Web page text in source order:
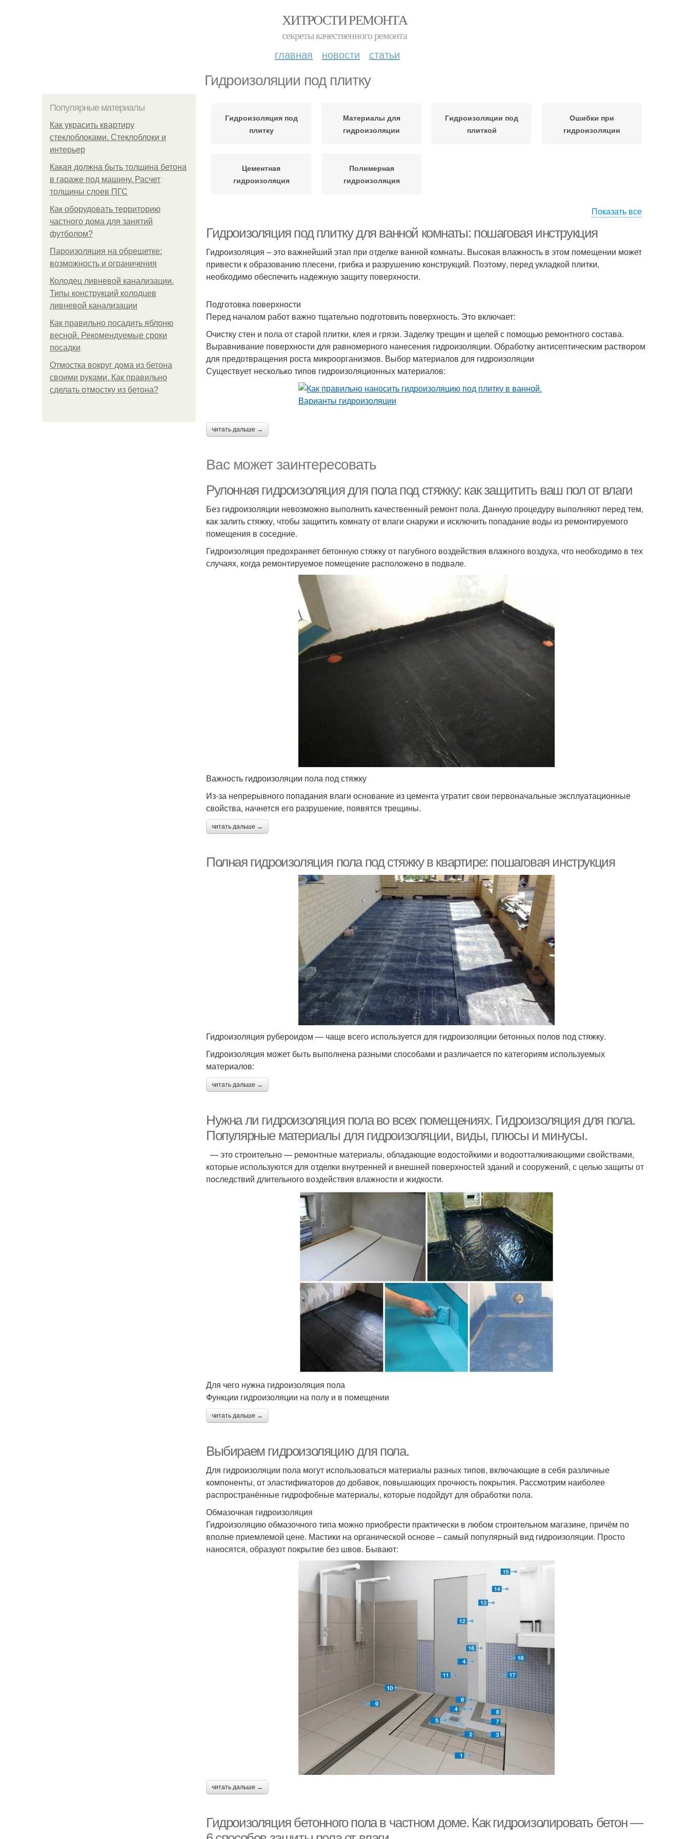
ХИТРОСТИ РЕМОНТА
секреты качественного ремонта
главная новости статьи
Гидроизоляции под плитку
Популярные материалы
Как украсить квартиру
стеклоблоками. Стеклоблоки и
интерьер
Какая должна быть толщина бетона
в гараже под машину. Расчет
толщины слоев ПГС
Как оборудовать территорию
частного дома для занятий
футболом?
Пароизоляция на обрешетке:
возможность и ограничения
Колодец ливневой канализации.
Типы конструкций колодцев
ливневой канализации
Как правильно посадить яблоню
весной. Рекомендуемые сроки
посадки
Отмостка вокруг дома из бетона
своими руками. Как правильно
сделать отмостку из бетона?
Гидроизоляция под
плитку
Материалы для
гидроизоляции
Гидроизоляции под
плиткой
Ошибки при
гидроизоляции
Цементная
гидроизоляция
Полимерная
гидроизоляция
Показать все
Гидроизоляция под плитку для ванной комнаты: пошаговая инструкция
Гидроизоляция – это важнейший этап при отделке ванной комнаты. Высокая влажность в этом помещении может
привести к образованию плесени, грибка и разрушению конструкций. Поэтому, перед укладкой плитки,
необходимо обеспечить надежную защиту поверхности.
Подготовка поверхности
Перед началом работ важно тщательно подготовить поверхность. Это включает:
Очистку стен и пола от старой плитки, клея и грязи. Заделку трещин и щелей с помощью ремонтного состава.
Выравнивание поверхности для равномерного нанесения гидроизоляции. Обработку антисептическим раствором
для предотвращения роста микроорганизмов. Выбор материалов для гидроизоляции
Существует несколько типов гидроизоляционных материалов:
читать дальше →
Вас может заинтересовать
Рулонная гидроизоляция для пола под стяжку: как защитить ваш пол от влаги
Без гидроизоляции невозможно выполнить качественный ремонт пола. Данную процедуру выполняют перед тем,
как залить стяжку, чтобы защитить комнату от влаги снаружи и исключить попадание воды из ремонтируемого
помещения в соседние.
Гидроизоляция предохраняет бетонную стяжку от пагубного воздействия влажного воздуха, что необходимо в тех
случаях, когда ремонтируемое помещение расположено в подвале.
Важность гидроизоляции пола под стяжку
Из-за непрерывного попадания влаги основание из цемента утратит свои первоначальные эксплуатационные
свойства, начнется его разрушение, появятся трещины.
читать дальше →
Полная гидроизоляция пола под стяжку в квартире: пошаговая инструкция
Гидроизоляция рубероидом — чаще всего используется для гидроизоляции бетонных полов под стяжку.
Гидроизоляция может быть выполнена разными способами и различается по категориям используемых
материалов:
читать дальше →
Нужна ли гидроизоляция пола во всех помещениях. Гидроизоляция для пола.
Популярные материалы для гидроизоляции, виды, плюсы и минусы.
— это строительно — ремонтные материалы, обладающие водостойкими и водоотталкивающими свойствами,
которые используются для отделки внутренней и внешней поверхностей зданий и сооружений, с целью защиты от
последствий длительного воздействия влажности и жидкости.
Для чего нужна гидроизоляция пола
Функции гидроизоляции на полу и в помещении
читать дальше →
Выбираем гидроизоляцию для пола.
Для гидроизоляции пола могут использоваться материалы разных типов, включающие в себя различные
компоненты, от эластификаторов до добавок, повышающих прочность покрытия. Рассмотрим наиболее
распространённые гидрофобные материалы, которые подойдут для обработки пола.
Обмазочная гидроизоляция
Гидроизоляцию обмазочного типа можно приобрести практически в любом строительном магазине, причём по
вполне приемлемой цене. Мастики на органической основе – самый популярный вид гидроизоляции. Просто
наносятся, образуют покрытие без швов. Бывают:
читать дальше →
Гидроизоляция бетонного пола в частном доме. Как гидроизолировать бетон —